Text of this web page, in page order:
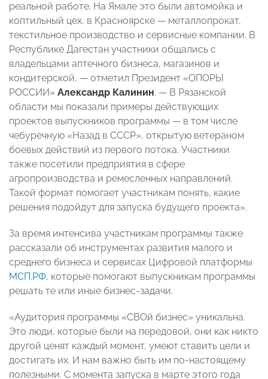
реальной работе. На Ямале это были автомойка и
коптильный цех, в Красноярске — металлопрокат,
текстильное производство и сервисные компании. В
Республике Дагестан участники общались с
владельцами аптечного бизнеса, магазинов и
кондитерской, — отметил Президент «ОПОРЫ
РОССИИ» Александр Калинин. — В Рязанской
области мы показали примеры действующих
проектов выпускников программы — в том числе
чебуречную «Назад в СССР», открытую ветераном
боевых действий из первого потока. Участники
также посетили предприятия в сфере
агропроизводства и ремесленных направлений.
Такой формат помогает участникам понять, какие
решения подойдут для запуска будущего проекта».
За время интенсива участникам программы также
рассказали об инструментах развития малого и
среднего бизнеса и сервисах Цифровой платформы
МСП.РФ, которые помогают выпускникам программы
решать те или иные бизнес-задачи.
«Аудитория программы «СВОй бизнес» уникальна.
Это люди, которые были на передовой, они как никто
другой ценят каждый момент, умеют ставить цели и
достигать их. И нам важно быть им по-настоящему
полезными. С момента запуска в марте этого года